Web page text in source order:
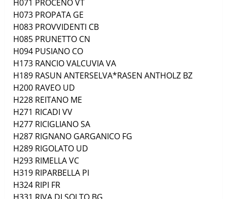
H071 PROCENOVT
H073 PROPATA GE
H083 PROVVIDENTI CB
H085 PRUNETTO CN
H094 PUSIANO CO
H173 RANCIO VALCUVIAVA
H189 RASUN ANTERSELVA*RASEN ANTHOLZ BZ
H200 RAVEO UD
H228 REITANO ME
H271 RICADI VV
H277 RICIGLIANOSA
H287 RIGNANO GARGANICO FG
H289 RIGOLATO UD
H293 RIMELLAVC
H319 RIPARBELLA PI
H324 RIPI FR